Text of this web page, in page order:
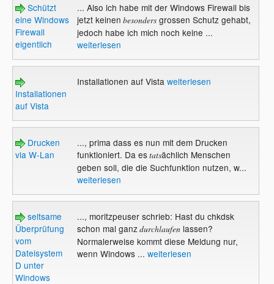
Schützt
eine Windows
Firewall
eigentlich
... Also ich habe mit der Windows Firewall bis
jetzt keinen besondersgrossen Schutz gehabt,
jedoch habe ich mich noch keine ...
weiterlesen
Installationen
auf Vista
Installationen auf Vista weiterlesen
Drucken
via W-Lan
..., prima dass es nun mit dem Drucken
funktioniert. Da estatsächlich Menschen
geben soll, die die Suchfunktion nutzen, w...
weiterlesen
seltsame
Überprüfung
vom
Dateisystem
D unter
Windows
..., moritzpeuser schrieb: Hast du chkdsk
schon mal ganz durchlaufenlassen?
Normalerweise kommt diese Meldung nur,
wenn Windows ... weiterlesen